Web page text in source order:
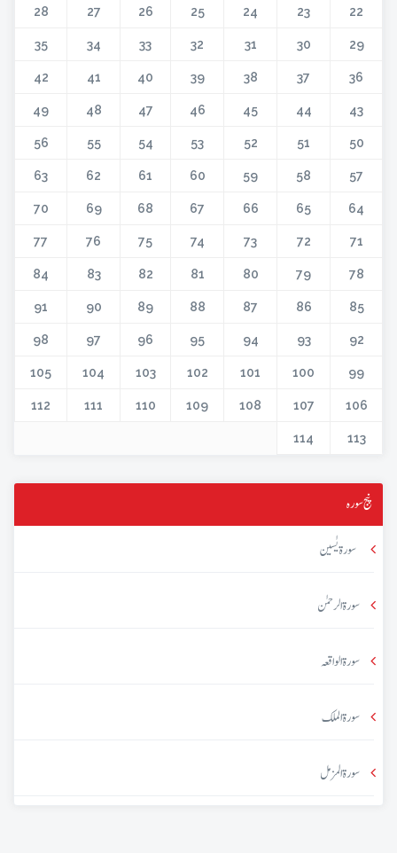
22
23
24
25
26
27
28
29
30
31
32
33
34
35
36
37
38
39
40
41
42
43
44
45
46
47
48
49
50
51
52
53
54
55
56
57
58
59
60
61
62
63
64
65
66
67
68
69
70
71
72
73
74
75
76
77
78
79
80
81
82
83
84
85
86
87
88
89
90
91
92
93
94
95
96
97
98
99
100
101
102
103
104
105
106
107
108
109
110
111
112
113
114
پنج سورہ
سورۃ یٰسین
سورۃ الرحمٰن
سورۃ الواقعہ
سورۃ الملک
سورۃ المزمل